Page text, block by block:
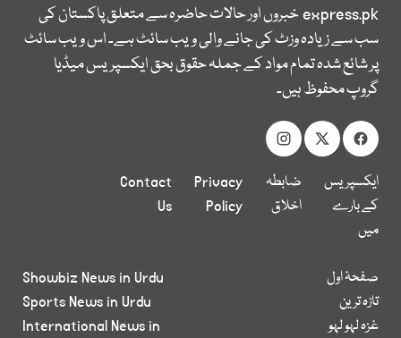
express.pkخبروں اور حالات حاضرہ سے متعلق پاکستان کی
سب سے زیادہ وزٹ کی جانے والی ویب سائٹ ہے۔ اس ویب سائٹ
پر شائع شدہ تمام مواد کے جملہ حقوق بحق ایکسپریس میڈیا
گروپ محفوظ ہیں۔
ایکسپریس
کے بارے
میں
ضابطہ
اخلاق
Privacy
Policy
Contact
Us
صفحۂ اول
تازہ ترین
غزہ لہو لہو
Showbiz News in Urdu
Sports News in Urdu
International News in